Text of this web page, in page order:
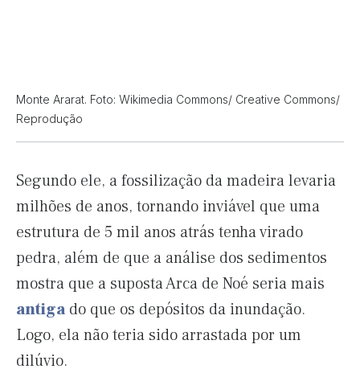
Monte Ararat. Foto: Wikimedia Commons/ Creative Commons/
Reprodução
Segundo ele, a fossilização da madeira levaria
milhões de anos, tornando inviável que uma
estrutura de 5 mil anos atrás tenha virado
pedra, além de que a análise dos sedimentos
mostra que a suposta Arca de Noé seria mais
antigado que os depósitos da inundação.
Logo, ela não teria sido arrastada por um
dilúvio.